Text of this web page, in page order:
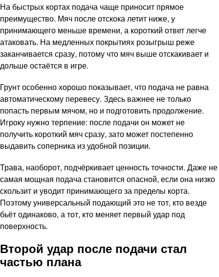
На быстрых кортах подача чаще приносит прямое
преимущество. Мяч после отскока летит ниже, у
принимающего меньше времени, а короткий ответ легче
атаковать. На медленных покрытиях розыгрыш реже
заканчивается сразу, потому что мяч выше отскакивает и
дольше остаётся в игре.
Грунт особенно хорошо показывает, что подача не равна
автоматическому перевесу. Здесь важнее не только
попасть первым мячом, но и подготовить продолжение.
Игроку нужно терпение: после подачи он может не
получить короткий мяч сразу, зато может постепенно
выдавить соперника из удобной позиции.
Трава, наоборот, подчёркивает ценность точности. Даже не
самая мощная подача становится опасной, если она низко
скользит и уводит принимающего за пределы корта.
Поэтому универсальный подающий это не тот, кто везде
бьёт одинаково, а тот, кто меняет первый удар под
поверхность.
Второй удар после подачи стал
частью плана